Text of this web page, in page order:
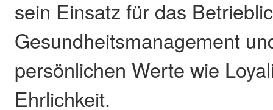
sein Einsatz für das
Gesundheitsmanagement
persönlichen Werte wie
Ehrlichkeit.